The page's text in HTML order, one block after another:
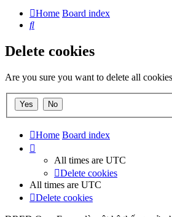
Home Board index
Search
Delete cookies
Are you sure you want to delete all
Home Board index
All times are UTC
Delete cookies
All times are UTC
Delete cookies